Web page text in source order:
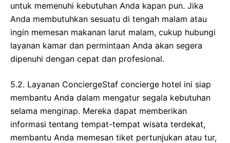
untuk memenuhi kebutuhan Anda kapan pun. Jika
Anda membutuhkan sesuatu di tengah malam atau
ingin memesan makanan larut malam, cukup hubungi
layanan kamar dan permintaan Anda akan segera
dipenuhi dengan cepat dan profesional.
5.2. Layanan ConciergeStaf concierge hotel ini siap
membantu Anda dalam mengatur segala kebutuhan
selama menginap. Mereka dapat memberikan
informasi tentang tempat-tempat wisata terdekat,
membantu Anda memesan tiket pertunjukan atau tur,